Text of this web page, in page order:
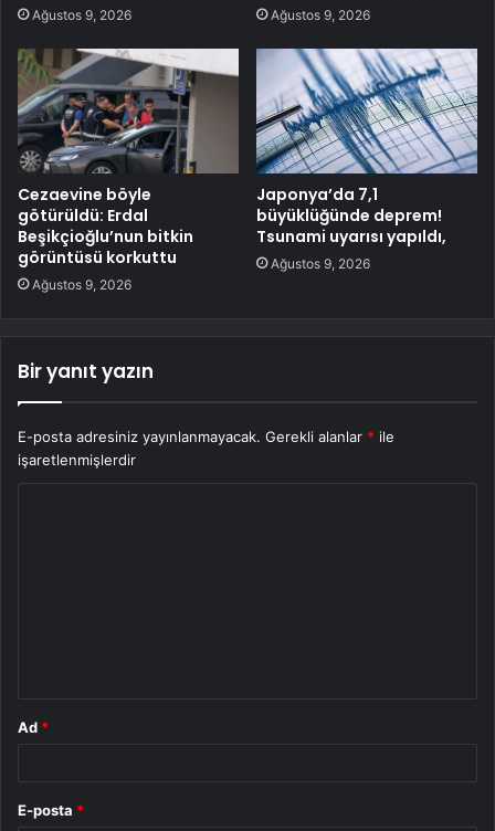
Ağustos 9, 2026 Ağustos 9, 2026
Cezaevine böyle
götürüldü: Erdal
Beşikçioğlu’nun bitkin
görüntüsü korkuttu
Ağustos 9, 2026
Japonya’da 7,1
büyüklüğünde deprem!
Tsunami uyarısı yapıldı,
Ağustos 9, 2026
Bir yanıt yazın
E-posta adresiniz yayınlanmayacak. Gerekli alanlar * ile
işaretlenmişlerdir
Ad *
E-posta *